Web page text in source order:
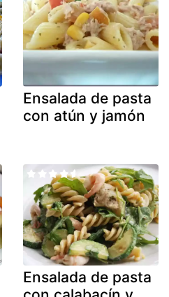
Ensalada de pasta
con atún y jamón
Ensalada de pasta